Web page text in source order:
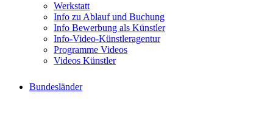
Werkstatt
Info zu Ablauf und Buchung
Info Bewerbung als Künstler
Info-Video-Künstleragentur
Programme Videos
Videos Künstler
Bundesländer